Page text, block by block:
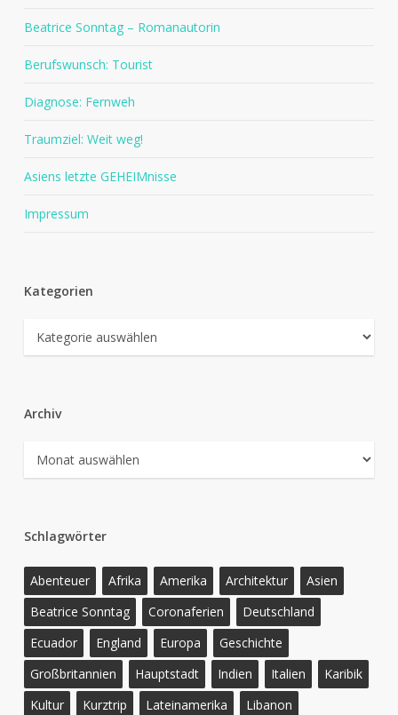
Beatrice Sonntag – Romanautorin
Berufswunsch: Tourist
Diagnose: Fernweh
Traumziel: Weit weg!
Asiens letzte GEHEIMnisse
Impressum
Kategorien
Kategorien
Archiv
Archiv
Schlagwörter
Abenteuer Afrika Amerika Architektur
Asien
Beatrice Sonntag
Coronaferien
Deutschland
Ecuador
England Europa
Geschichte
Großbritannien
Hauptstadt Indien Italien
Karibik
Kultur
Kurztrip Lateinamerika
Libanon